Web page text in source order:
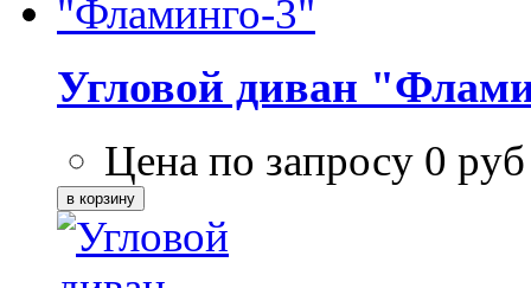
Угловой диван
Цена по запросу 0 руб